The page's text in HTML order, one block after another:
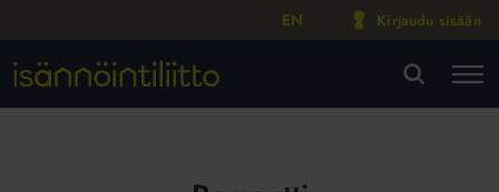
EN Kirjaudu sisään